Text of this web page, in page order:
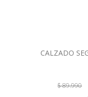
CALZADO
$ 89.990